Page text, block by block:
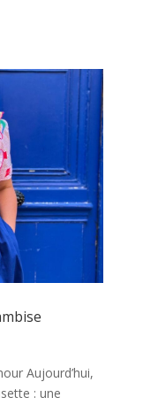
Aujourd’hui,
: une